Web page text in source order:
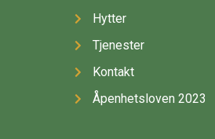
Hytter
Tjenester
Kontakt
Åpenhetsloven 2023